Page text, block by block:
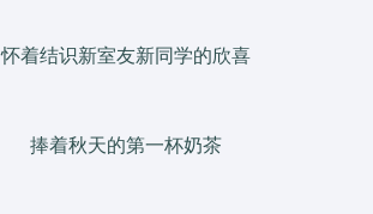
怀着结识新室友新同学的欣喜
捧着秋天的第一杯奶茶